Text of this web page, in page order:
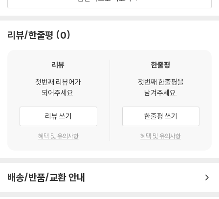
리뷰/한줄평 0
리뷰
첫번째 리뷰어가
되어주세요.
리뷰 쓰기
혜택 및 유의사항
한줄평
첫번째 한줄평을
남겨주세요.
한줄평 쓰기
혜택 및 유의사항
배송/반품/교환 안내